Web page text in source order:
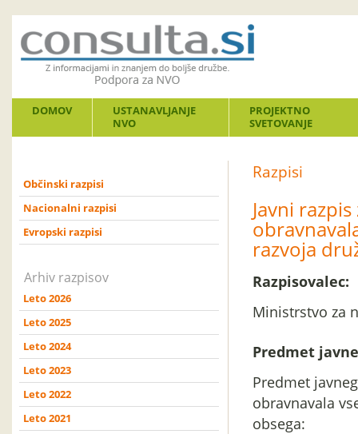
DOMOV
USTANAVLJANJE
NVO
PROJEKTNO
SVETOVANJE
Občinski razpisi
Nacionalni razpisi
Evropski razpisi
Arhiv razpisov
Leto 2026
Leto 2025
Leto 2024
Leto 2023
Leto 2022
Leto 2021
Razpisi
Javni
razvoja
Razpisovalec:
Ministrstvo za
Predmet
Predmet
obravnavala
obsega: